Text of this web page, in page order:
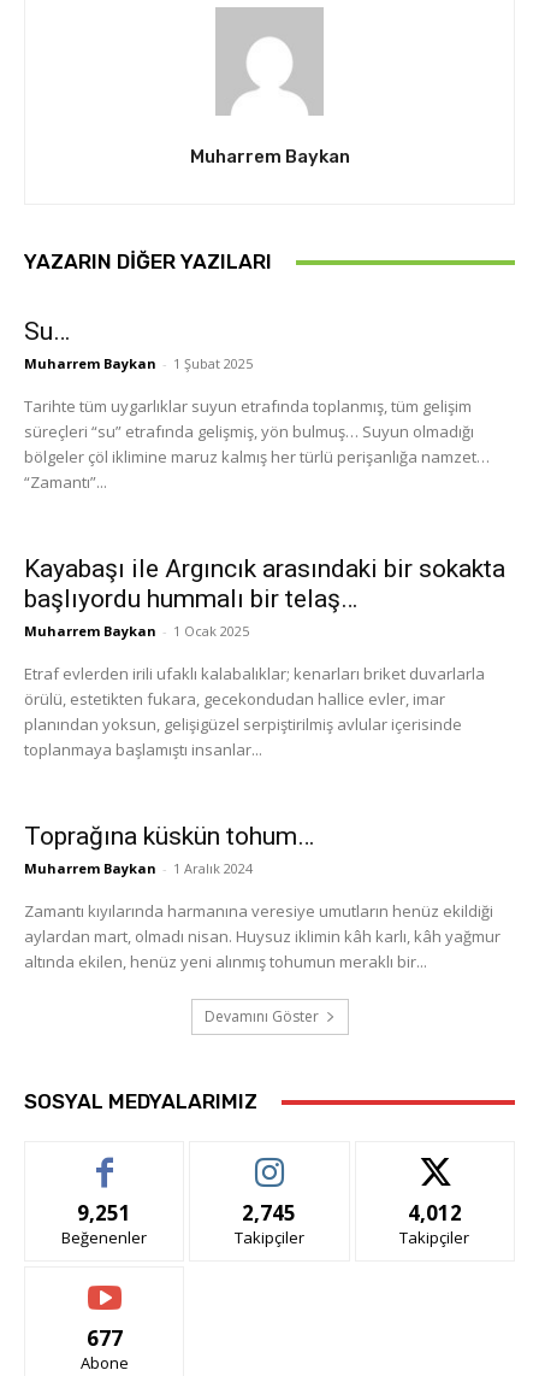
Muharrem Baykan
YAZARIN DIĞER YAZILARI
Su…
Muharrem Baykan - 1 Şubat 2025
Tarihte tüm uygarlıklar suyun etrafında toplanmış, tüm gelişim
süreçleri “su” etrafında gelişmiş, yön bulmuş… Suyun olmadığı
bölgeler çöl iklimine maruz kalmış her türlü perişanlığa namzet…
“Zamantı”...
Kayabaşı ile Argıncık arasındaki bir sokakta
başlıyordu hummalı bir telaş…
Muharrem Baykan - 1 Ocak 2025
Etraf evlerden irili ufaklı kalabalıklar; kenarları briket duvarlarla
örülü, estetikten fukara, gecekondudan hallice evler, imar
planından yoksun, gelişigüzel serpiştirilmiş avlular içerisinde
toplanmaya başlamıştı insanlar...
Toprağına küskün tohum…
Muharrem Baykan - 1 Aralık 2024
Zamantı kıyılarında harmanına veresiye umutların henüz ekildiği
aylardan mart, olmadı nisan. Huysuz iklimin kâh karlı, kâh yağmur
altında ekilen, henüz yeni alınmış tohumun meraklı bir...
Devamını Göster
SOSYAL MEDYALARIMIZ
9,251
Beğenenler
2,745
Takipçiler
4,012
Takipçiler
677
Abone